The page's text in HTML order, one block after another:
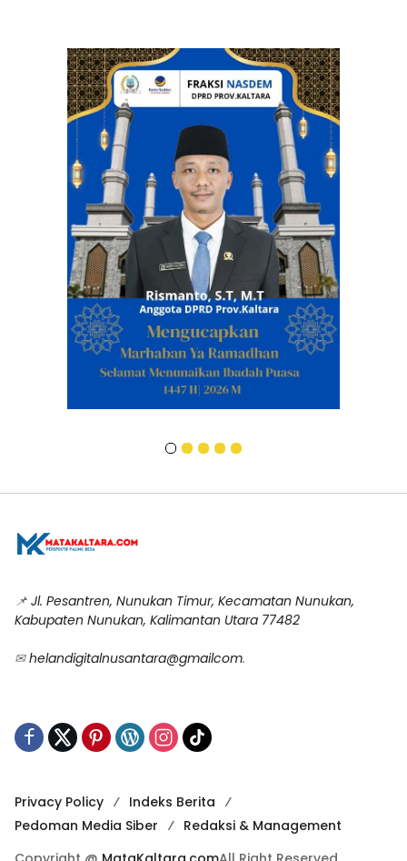
📌 Jl. Pesantren, Nunukan Timur, Kecamatan Nunukan,
Kabupaten Nunukan, Kalimantan Utara 77482
✉ helandigitalnusantara@gmailcom.
Privacy Policy
Indeks Berita
Pedoman Media Siber
Redaksi & Management